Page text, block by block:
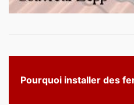
Pourquoi installer des